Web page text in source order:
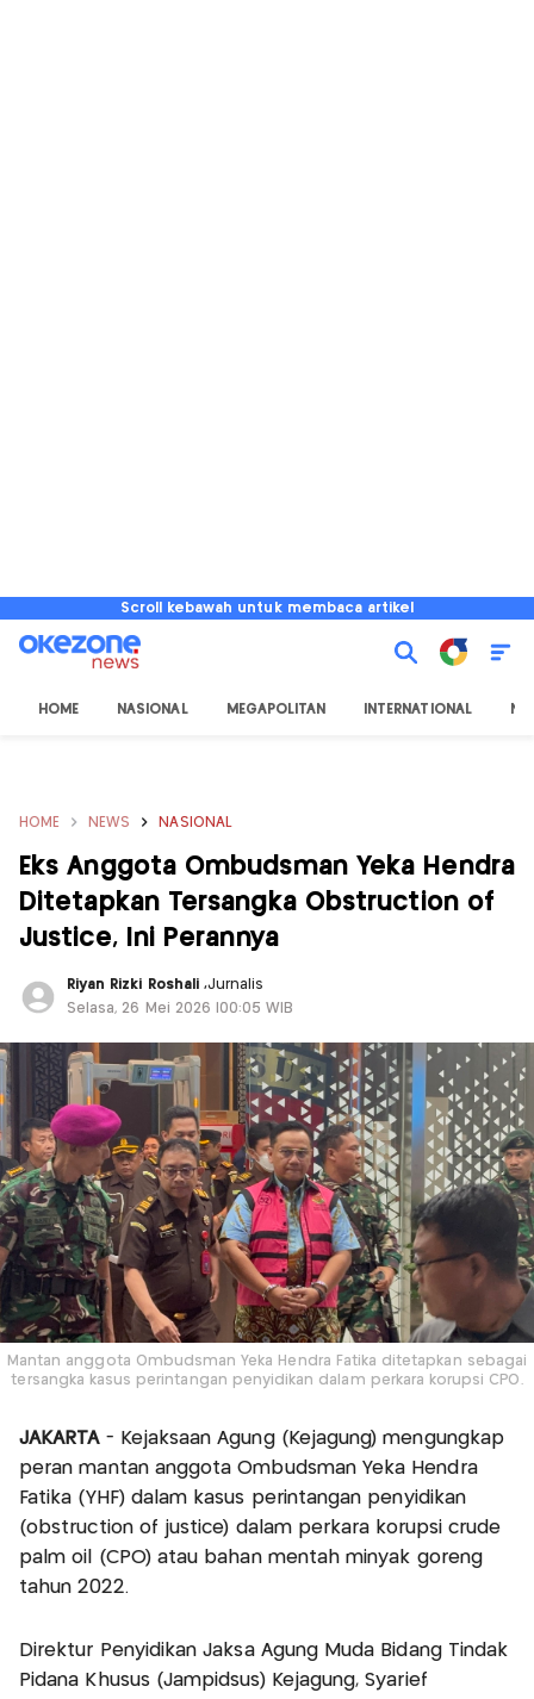
Scroll kebawah untuk membaca artikel
HOME NASIONAL MEGAPOLITAN INTERNATIONAL
HOME NEWS NASIONAL
Eks Anggota Ombudsman Yeka Hendra
Ditetapkan Tersangka Obstruction of
Justice, Ini Perannya
Riyan Rizki Roshali ,Jurnalis
Selasa, 26 Mei 2026 |00:05 WIB
Mantan anggota Ombudsman Yeka Hendra Fatika ditetapkan sebagai
tersangka kasus perintangan penyidikan dalam perkara korupsi CPO.
JAKARTA - Kejaksaan Agung (Kejagung) mengungkap
peran mantan anggota Ombudsman Yeka Hendra
Fatika (YHF) dalam kasus perintangan penyidikan
(obstruction of justice) dalam perkara korupsi crude
palm oil (CPO) atau bahan mentah minyak goreng
tahun 2022.
Direktur Penyidikan Jaksa Agung Muda Bidang Tindak
Pidana Khusus (Jampidsus) Kejagung, Syarief